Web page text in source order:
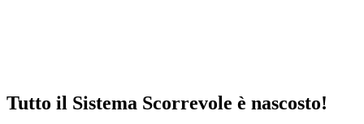
Tutto il Sistema Scorrevole è nascosto!